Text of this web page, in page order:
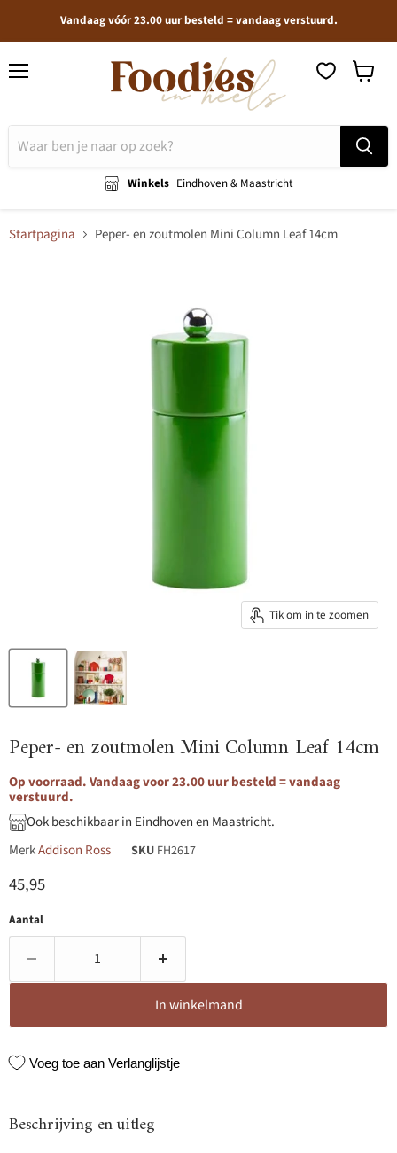
Vandaag vóór 23.00 uur besteld = vandaag verstuurd.
Winkels Eindhoven & Maastricht
Startpagina Peper- en zoutmolen Mini Column Leaf 14cm
Tik om in te zoomen
Peper- en zoutmolen Mini Column Leaf 14cm
Op voorraad. Vandaag voor 23.00 uur besteld = vandaag
verstuurd.
Ook beschikbaar in Eindhoven en Maastricht.
MerkAddison Ross SKU FH2617
Huidige prijs
45,95
Aantal
In winkelmand
Voeg toe aan Verlanglijstje
Beschrijving en uitleg